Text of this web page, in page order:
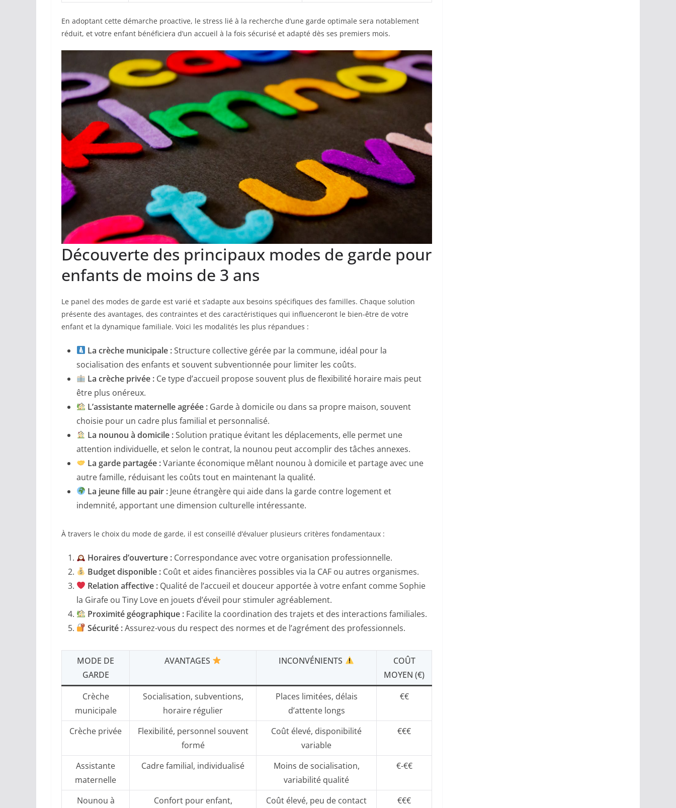
En adoptant cette démarche proactive, le stress lié à la recherche d’une garde optimale sera notablement
réduit, et votre enfant bénéficiera d’un accueil à la fois sécurisé et adapté dès ses premiers mois.
Découverte des principaux modes de garde pour
enfants de moins de 3 ans
Le panel des modes de garde est varié et s’adapte aux besoins spécifiques des familles. Chaque solution
présente des avantages, des contraintes et des caractéristiques qui influenceront le bien-être de votre
enfant et la dynamique familiale. Voici les modalités les plus répandues :
La crèche municipale :Structure collective gérée par la commune, idéal pour la
socialisation des enfants et souvent subventionnée pour limiter les coûts.
La crèche privée : Ce type d’accueil propose souvent plus de flexibilité horaire mais peut
être plus onéreux.
L’assistante maternelle agréée : Garde à domicile ou dans sa propre maison, souvent
choisie pour un cadre plus familial et personnalisé.
La nounou à domicile :Solution pratique évitant les déplacements, elle permet une
attention individuelle, et selon le contrat, la nounou peut accomplir des tâches annexes.
La garde partagée :Variante économique mêlant nounou à domicile et partage avec une
autre famille, réduisant les coûts tout en maintenant la qualité.
La jeune fille au pair : Jeune étrangère qui aide dans la garde contre logement et
indemnité, apportant une dimension culturelle intéressante.
À travers le choix du mode de garde, il est conseillé d’évaluer plusieurs critères fondamentaux :
Horaires d’ouverture : Correspondance avec votre organisation professionnelle.
Budget disponible : Coût et aides financières possibles via la CAF ou autres organismes.
Relation affective : Qualité de l’accueil et douceur apportée à votre enfant comme Sophie
la Girafe ou Tiny Love en jouets d’éveil pour stimuler agréablement.
Proximité géographique : Facilite la coordination des trajets et des interactions familiales.
Sécurité :Assurez-vous du respect des normes et de l’agrément des professionnels.
MODE DE
GARDE
AVANTAGES INCONVÉNIENTS
COÛT
MOYEN (€)
Crèche
municipale
Socialisation, subventions,
horaire régulier
Places limitées, délais
d’attente longs
€€
Crèche privée
Flexibilité, personnel souvent
formé
Coût élevé, disponibilité
variable
€€€
Assistante
maternelle
Cadre familial, individualisé
Moins de socialisation,
variabilité qualité
€-€€
Nounou à Confort pour enfant, Coût élevé, peu de contact €€€